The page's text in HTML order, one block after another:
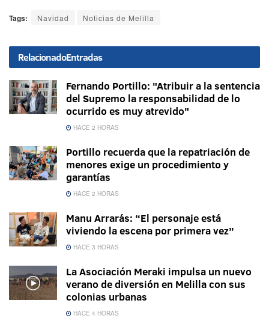
Tags: Navidad Noticias de Melilla
RelacionadoEntradas
Fernando Portillo: "Atribuir a la sentencia
del Supremo la responsabilidad de lo
ocurrido es muy atrevido"
HACE 2 HORAS
Portillo recuerda que la repatriación de
menores exige un procedimiento y
garantías
HACE 2 HORAS
Manu Arrarás: “El personaje está
viviendo la escena por primera vez”
HACE 3 HORAS
La Asociación Meraki impulsa un nuevo
verano de diversión en Melilla con sus
colonias urbanas
HACE 4 HORAS